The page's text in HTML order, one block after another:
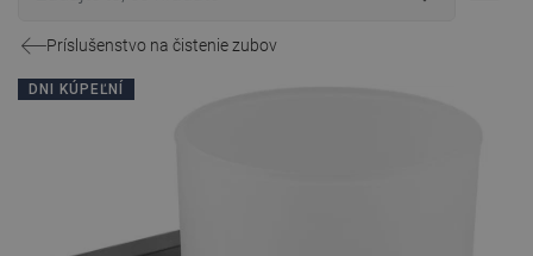
Príslušenstvo na čistenie zubov
DNI KÚPEĽNÍ